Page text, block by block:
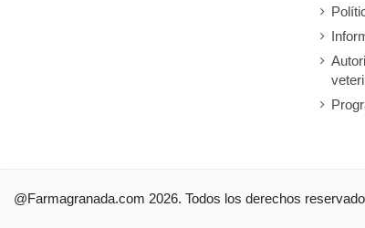
@Farmagranada.com 2026. Todos los derechos